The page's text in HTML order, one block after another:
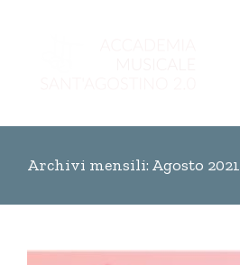
Archivi mensili: Agosto 2021